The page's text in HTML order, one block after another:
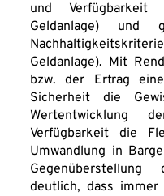
und
Geldanlage) und
Geldanlage). Mit
bzw. der Ertrag
Sicherheit die
Wertentwicklung
Verfügbarkeit die
Umwandlung in
deutlich, dass